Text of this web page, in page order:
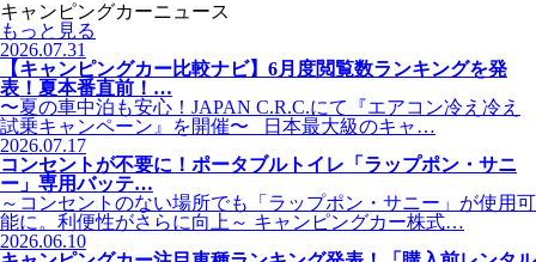
キャンピングカーニュース
もっと見る
2026.07.31
【キャンピングカー比較ナビ】6月度閲覧数ランキングを発
表！夏本番直前！…
〜夏の車中泊も安心！JAPAN C.R.C.にて『エアコン冷え冷え
試乗キャンペーン』を開催〜 日本最大級のキャ…
2026.07.17
コンセントが不要に！ポータブルトイレ「ラップポン・サニ
ー」専用バッテ…
～コンセントのない場所でも「ラップポン・サニー」が使用可
能に。利便性がさらに向上～ キャンピングカー株式…
2026.06.10